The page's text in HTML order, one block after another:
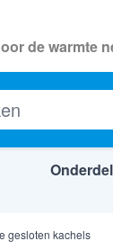
de warmte
voor de
Specificaties
gesloten kachels